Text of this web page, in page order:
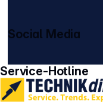
Service-Hotline
Social Media